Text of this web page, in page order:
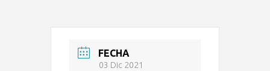
FECHA
03 Dic 2021